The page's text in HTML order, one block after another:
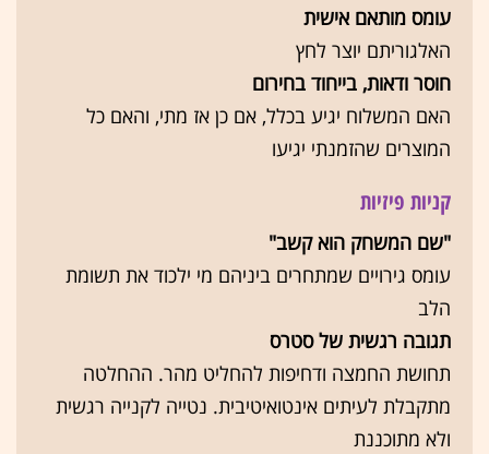
עומס מותאם אישית
האלגוריתם יוצר לחץ
חוסר ודאות, בייחוד בחירום
האם המשלוח יגיע בכלל, אם כן אז מתי, והאם כל
המוצרים שהזמנתי יגיעו
קניות פיזיות
"שם המשחק הוא קשב"
עומס גירויים שמתחרים ביניהם מי ילכוד את תשומת
הלב
תגובה רגשית של סטרס
תחושת החמצה ודחיפות להחליט מהר. ההחלטה
מתקבלת לעיתים אינטואיטיבית. נטייה לקנייה רגשית
ולא מתוכננת